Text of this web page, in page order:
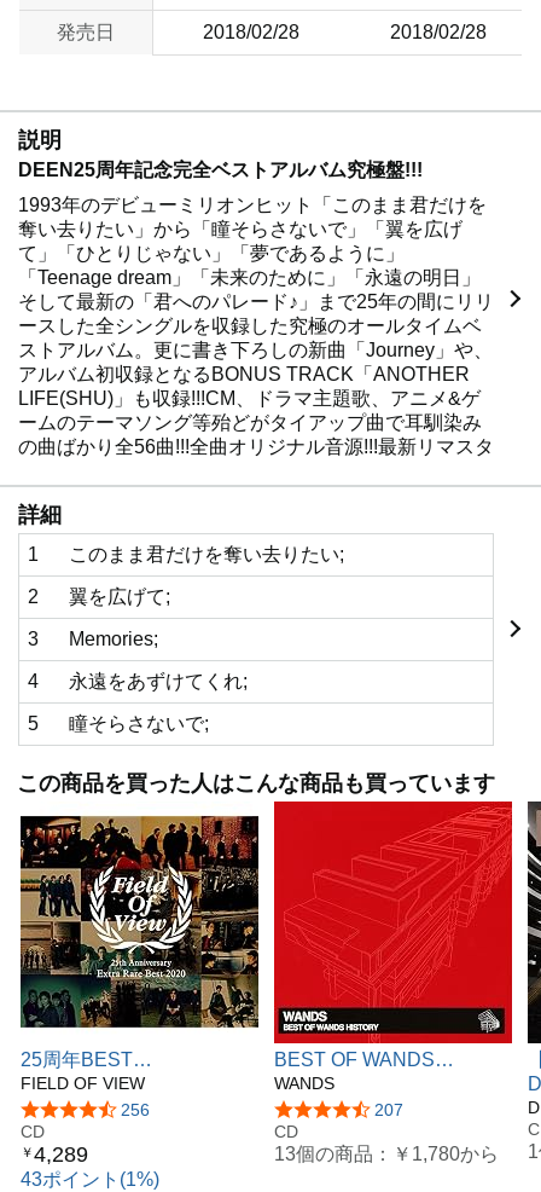
発売日 2018/02/28 2018/02/28
説明
DEEN25周年記念完全ベストアルバム究極盤!!!
1993年のデビューミリオンヒット「このまま君だけを
奪い去りたい」から「瞳そらさないで」「翼を広げ
て」「ひとりじゃない」「夢であるように」
「Teenage dream」「未来のために」「永遠の明日」
そして最新の「君へのパレード♪」まで25年の間にリリ
ースした全シングルを収録した究極のオールタイムベ
ストアルバム。更に書き下ろしの新曲「Journey」や、
アルバム初収録となるBONUS TRACK「ANOTHER
LIFE(SHU)」も収録!!!CM、ドラマ主題歌、アニメ&ゲ
ームのテーマソング等殆どがタイアップ曲で耳馴染み
の曲ばかり全56曲!!!全曲オリジナル音源!!!最新リマスタ
初回限定盤にはPREMIUM DISCとして、DEEN楽曲の
豪華作家陣によるセルフカヴァー楽曲を収録!!!
【ZARD/瞳そらさないで、翼を広げて、Teenage
dream】【織田哲郎/このまま君だけを奪い去りたい、
翼を広げて】【WANDS/このまま君だけを奪い去りた
い】【小松未歩/君がいない夏】【栗林誠一郎/永遠をあ
ずけてくれ】他全11曲収録!!!
4CD
初回仕様のみに、日本武道館公演特典引換券封入
わります。
詳細
1 このまま君だけを奪い去りたい;
2 翼を広げて;
3 Memories;
4 永遠をあずけてくれ;
5 瞳そらさないで;
この商品を買った人はこんな商品も買っています
25周年BEST
ALBUM『FIELD OF VIEW
25th Anniversary Extra
Rare Best 2020』
FIELD OF VIEW
5つ星のうち4.7
256
CD
￥4,289
43ポイント(1%)
BEST OF WANDS
HISTORY
WANDS
5つ星のうち4.4
207
CD
13個の商品： ￥1,780から